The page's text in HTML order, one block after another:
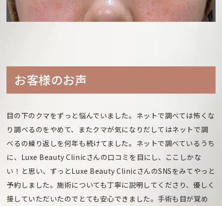
お客様のお声
目の下のクマをずっと悩んでいました。ネットで調べては怖くな
り調べるのをやめて、またクマが気になりだしてはネットで調
べるの繰り返しを何年も続けてました。ネットで調べているうち
に、Luxe Beauty Clinicさんの口コミを目にし、ここしかな
い！と思い、ずっとLuxe Beauty ClinicさんのSNSをみてやっと
予約しました。施術についても丁寧に説明してくださり、優しく
接していただいたのでとても安心できました。手術も目が覚め